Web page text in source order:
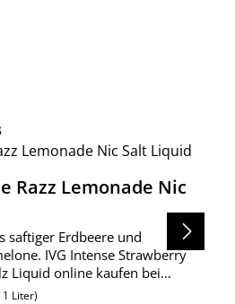
Razz Lemonade Nic
saftiger Erdbeere und
IVG Intense Strawberry
Liquid online kaufen bei
Liter)